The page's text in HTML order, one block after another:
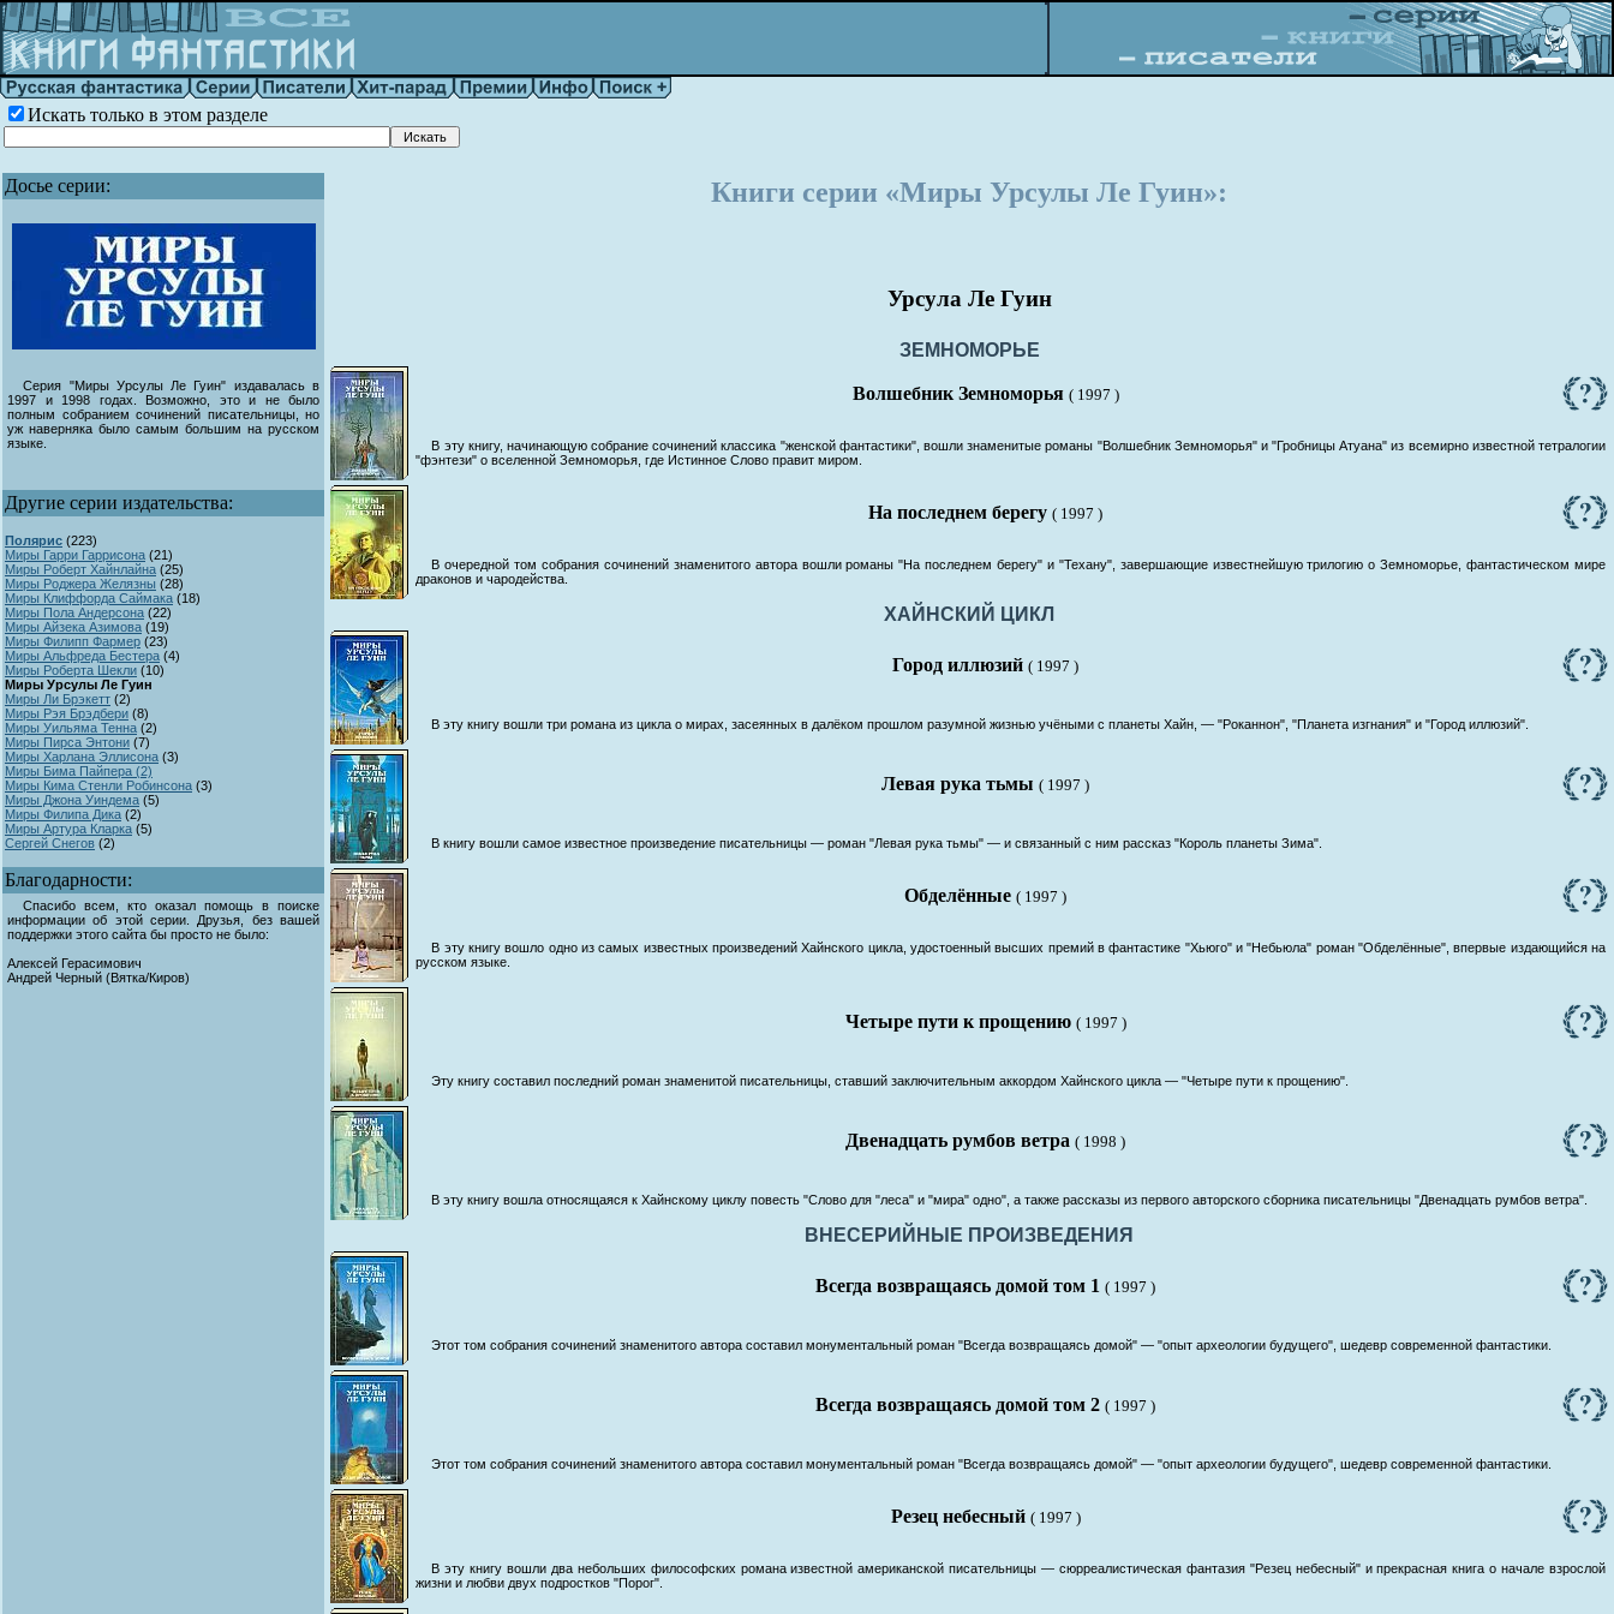
Искать только в этом разделе
Досье серии:
Серия "Миры Урсулы Ле Гуин" издавалась в
1997 и 1998 годах. Возможно, это и не было
полным собранием сочинений писательницы, но
уж наверняка было самым большим на русском
языке.
Другие серии издательства:
Полярис (223)
Миры Гарри Гаррисона (21)
Миры Роберт Хайнлайна (25)
Миры Роджера Желязны (28)
Миры Клиффорда Саймака (18)
Миры Пола Андерсона (22)
Миры Айзека Азимова (19)
Миры Филипп Фармер (23)
Миры Альфреда Бестера (4)
Миры Роберта Шекли (10)
Миры Урсулы Ле Гуин
Миры Ли Брэкетт (2)
Миры Рэя Брэдбери (8)
Миры Уильяма Тенна (2)
Миры Пирса Энтони (7)
Миры Харлана Эллисона (3)
Миры Бима Пайпера (2)
Миры Кима Стенли Робинсона (3)
Миры Джона Уиндема (5)
Миры Филипа Дика (2)
Миры Артура Кларка (5)
Сергей Снегов (2)
Благодарности:
Спасибо всем, кто оказал помощь в поиске
информации об этой серии. Друзья, без вашей
поддержки этого сайта бы просто не было:
Алексей Герасимович
Андрей Черный (Вятка/Киров)
Книги серии «Миры Урсулы Ле Гуин»:
Урсула Ле Гуин
ЗЕМНОМОРЬЕ
Волшебник Земноморья ( 1997 )
В эту книгу, начинающую собрание сочинений классика "женской фантастики", вошли знаменитые романы "Волшебник Земноморья" и "Гробницы Атуана" из всемирно известной тетралогии
"фэнтези" о вселенной Земноморья, где Истинное Слово правит миром.
На последнем берегу ( 1997 )
В очередной том собрания сочинений знаменитого автора вошли романы "На последнем берегу" и "Техану", завершающие известнейшую трилогию о Земноморье, фантастическом мире
драконов и чародейства.
ХАЙНСКИЙ ЦИКЛ
Город иллюзий ( 1997 )
В эту книгу вошли три романа из цикла о мирах, засеянных в далёком прошлом разумной жизнью учёными с планеты Хайн, — "Роканнон", "Планета изгнания" и "Город иллюзий".
Левая рука тьмы ( 1997 )
В книгу вошли самое известное произведение писательницы — роман "Левая рука тьмы" — и связанный с ним рассказ "Король планеты Зима".
Обделённые ( 1997 )
В эту книгу вошло одно из самых известных произведений Хайнского цикла, удостоенный высших премий в фантастике "Хьюго" и "Небьюла" роман "Обделённые", впервые издающийся на
русском языке.
Четыре пути к прощению ( 1997 )
Эту книгу составил последний роман знаменитой писательницы, ставший заключительным аккордом Хайнского цикла — "Четыре пути к прощению".
Двенадцать румбов ветра ( 1998 )
В эту книгу вошла относящаяся к Хайнскому циклу повесть "Слово для "леса" и "мира" одно", а также рассказы из первого авторского сборника писательницы "Двенадцать румбов ветра".
ВНЕСЕРИЙНЫЕ ПРОИЗВЕДЕНИЯ
Всегда возвращаясь домой том 1 ( 1997 )
Этот том собрания сочинений знаменитого автора составил монументальный роман "Всегда возвращаясь домой" — "опыт археологии будущего", шедевр современной фантастики.
Всегда возвращаясь домой том 2 ( 1997 )
Этот том собрания сочинений знаменитого автора составил монументальный роман "Всегда возвращаясь домой" — "опыт археологии будущего", шедевр современной фантастики.
Резец небесный ( 1997 )
В эту книгу вошли два небольших философских романа известной американской писательницы — сюрреалистическая фантазия "Резец небесный" и прекрасная книга о начале взрослой
жизни и любви двух подростков "Порог".